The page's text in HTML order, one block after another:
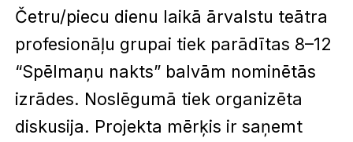
Četru/piecu dienu laikā ārvalstu teātra
profesionāļu grupai tiek parādītas 8–12
“Spēlmaņu nakts” balvām nominētās
izrādes. Noslēgumā tiek organizēta
diskusija. Projekta mērķis ir saņemt